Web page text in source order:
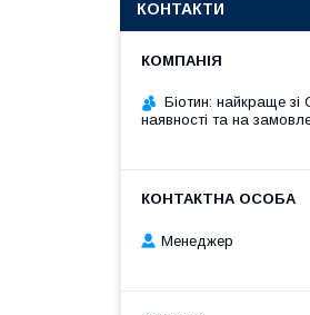
КОНТАКТИ
Біотин: найкраще
наявності та на
Менеджер